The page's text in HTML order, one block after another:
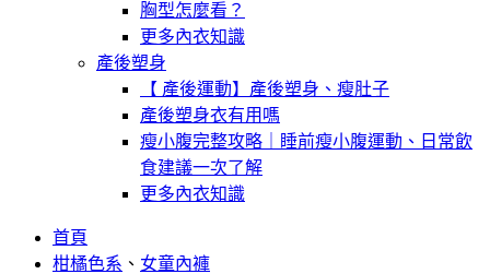
胸型怎麼看？
更多內衣知識
產後塑身
【 產後運動】產後塑身、瘦肚子
產後塑身衣有用嗎
瘦小腹完整攻略｜睡前瘦小腹運動、日常飲
食建議一次了解
更多內衣知識
首頁
柑橘色系 、 女童內褲